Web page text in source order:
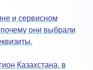
и сервисном
они выбрали
Казахстана, в